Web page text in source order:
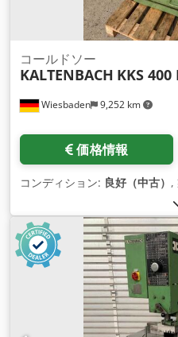
Wiesbaden 9,252 km
コールドソー
KALTENBACH KKS 400
価格情報
コンディション: 良好（中古） ,